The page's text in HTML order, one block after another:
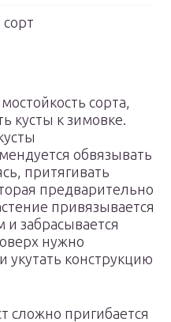
сорта,
кусты к зимовке.
обвязывать
притягивать
предварительно
привязывается
и забрасывается
нужно
укутать конструкцию
сложно пригибается